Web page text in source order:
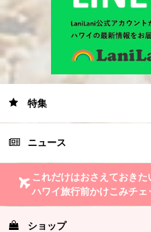
特集
ニュース
これだけはおさえておきた
ハワイ旅行前かけこみチェ
ショップ